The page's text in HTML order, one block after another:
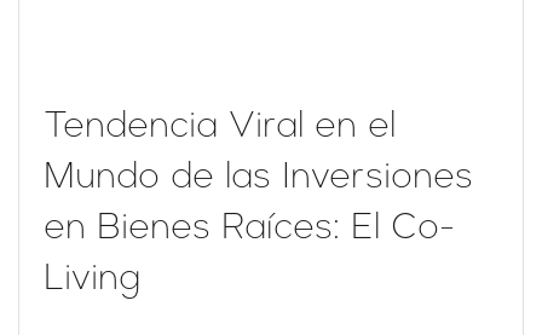
Tendencia Viral en el
Mundo de las Inversiones
en Bienes Raíces: El Co-
Living